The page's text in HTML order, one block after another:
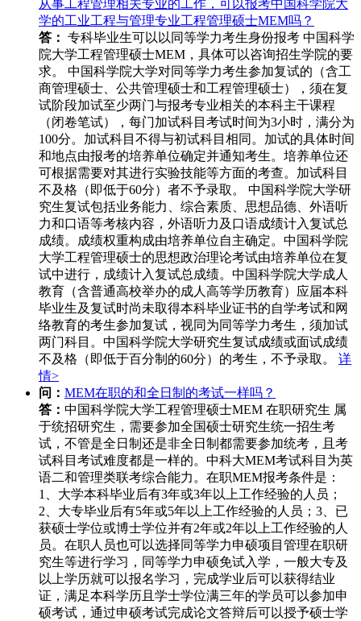
从事工程管理相关专业的工作，可以报考中国科学院大
学的工业工程与管理专业工程管理硕士MEM吗？
答： 专科毕业生可以以同等学力考生身份报考 中国科学
院大学工程管理硕士MEM，具体可以咨询招生学院的要
求。 中国科学院大学对同等学力考生参加复试的（含工
商管理硕士、公共管理硕士和工程管理硕士），须在复
试阶段加试至少两门与报考专业相关的本科主干课程
（闭卷笔试），每门加试科目考试时间为3小时，满分为
100分。加试科目不得与初试科目相同。加试的具体时间
和地点由报考的培养单位确定并通知考生。培养单位还
可根据需要对其进行实验技能等方面的考查。加试科目
不及格（即低于60分）者不予录取。 中国科学院大学研
究生复试包括业务能力、综合素质、思想品德、外语听
力和口语等考核内容，外语听力及口语成绩计入复试总
成绩。成绩权重构成由培养单位自主确定。中国科学院
大学工程管理硕士的思想政治理论考试由培养单位在复
试中进行，成绩计入复试总成绩。中国科学院大学成人
教育（含普通高校举办的成人高等学历教育）应届本科
毕业生及复试时尚未取得本科毕业证书的自学考试和网
络教育的考生参加复试，视同为同等学力考生，须加试
两门科目。中国科学院大学研究生复试成绩或面试成绩
不及格（即低于百分制的60分）的考生，不予录取。 详
情>
问： MEM在职的和全日制的考试一样吗？
答： 中国科学院大学工程管理硕士MEM 在职研究生 属
于统招研究生，需要参加全国硕士研究生统一招生考
试，不管是全日制还是非全日制都需要参加统考，且考
试科目考试难度都是一样的。中科大MEM考试科目为英
语二和管理类联考综合能力。在职MEM报考条件是：
1、大学本科毕业后有3年或3年以上工作经验的人员；
2、大专毕业后有5年或5年以上工作经验的人员；3、已
获硕士学位或博士学位并有2年或2年以上工作经验的人
员。在职人员也可以选择同等学力申硕项目管理在职研
究生等进行学习，同等学力申硕免试入学，一般大专及
以上学历就可以报名学习，完成学业后可以获得结业
证，满足本科学历且学士学位满三年的学员可以参加申
硕考试，通过申硕考试完成论文答辩后可以授予硕士学